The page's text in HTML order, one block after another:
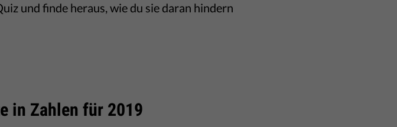
und finde heraus, wie du sie daran hindern
in Zahlen für 2019